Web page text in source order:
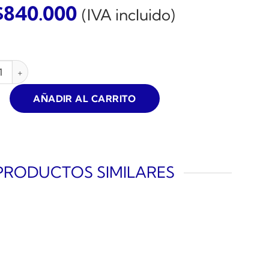
840.000 (IVA incluido)
DE AIRE SCHULZ PRATIC CSL-15 3HP 100L 8.6BAR
AÑADIR AL CARRITO
SIMILARES